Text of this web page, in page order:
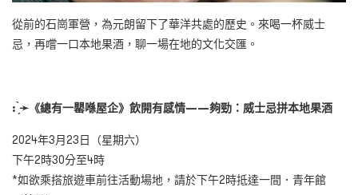
從前的石崗軍營，為元朗留下了華洋共處的歷史。來喝一杯威士
忌，再嚐一口本地果酒，聊一場在地的文化交匯。
: ̗̀ ➛《總有一罌喺屋企》飲開有感情——夠勁：威士忌拼本地果酒
2024年3月23日（星期六）
下午2時30分至4時
*如欲乘搭旅遊車前往活動場地，請於下午2時抵達一間．青年館